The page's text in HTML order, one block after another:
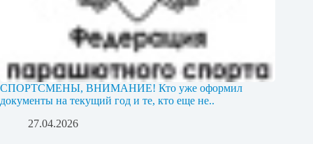
СПОРТСМЕНЫ, ВНИМАНИЕ! Кто уже оформил
документы на текущий год и те, кто еще не..
27.04.2026